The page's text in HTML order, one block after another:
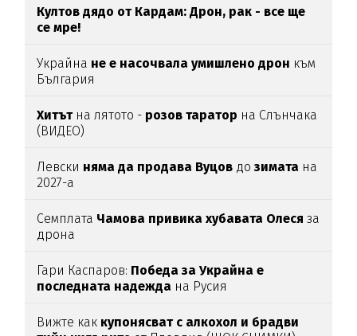
Култов дядо от Кардам: Дрон, рак - все ще
се мре!
Украйна не е насочвала умишлено дрон към
България
Хитътна лятото - розов таратор на Слънчака
(ВИДЕО)
Левски няма да продава Вуцов дозимата на
2027-а
Семплата Чамова привика хубавата Олеся за
дрона
Гари Каспаров: Победа за Украйна е
последната надежда на Русия
Вижте как купонясват с алкохол и брадви